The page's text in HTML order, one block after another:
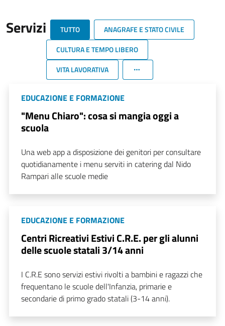
Servizi TUTTO
ANAGRAFE E STATO CIVILE
CULTURA E TEMPO LIBERO
VITA LAVORATIVA
EDUCAZIONE E FORMAZIONE
"Menu Chiaro": cosa si mangia oggi a
scuola
Una web app a disposizione dei genitori per consultare
quotidianamente i menu serviti in catering dal Nido
Rampari alle scuole medie
EDUCAZIONE E FORMAZIONE
Centri Ricreativi Estivi C.R.E. per gli alunni
delle scuole statali 3/14 anni
I C.R.E sono servizi estivi rivolti a bambini e ragazzi che
frequentano le scuole dell'Infanzia, primarie e
secondarie di primo grado statali (3-14 anni).